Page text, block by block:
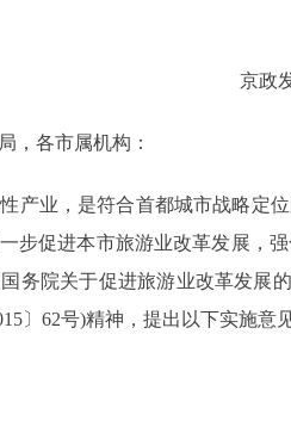
京政
，各市属机构：
业，是符合首都城市战略定位
步促进本市旅游业改革发展，
务院关于促进旅游业改革发展
〕62号)精神，提出以下实施意见